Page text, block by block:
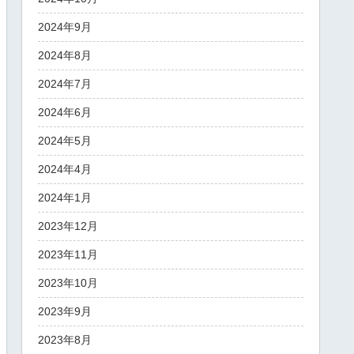
2024年9月
2024年8月
2024年7月
2024年6月
2024年5月
2024年4月
2024年1月
2023年12月
2023年11月
2023年10月
2023年9月
2023年8月